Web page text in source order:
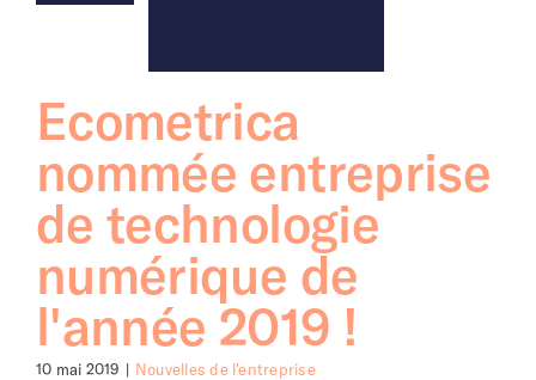
Ecometrica
nommée entreprise
de technologie
numérique de
l'année 2019 !
10 mai 2019 | Nouvelles de l'entreprise